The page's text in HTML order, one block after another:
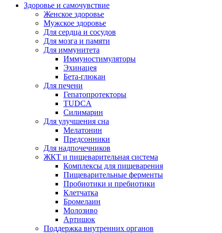
Здоровье и самочувствие
Женское здоровье
Мужское здоровье
Для сердца и сосудов
Для мозга и памяти
Для иммунитета
Иммуностимуляторы
Эхинацея
Бета-глюкан
Для печени
Гепатопротекторы
TUDCA
Силимарин
Для улучшения сна
Мелатонин
Предсонники
Для надпочечников
ЖКТ и пищеварительная система
Комплексы для пищеварения
Пищеварительные ферменты
Пробиотики и пребиотики
Клетчатка
Бромелаин
Молозиво
Артишок
Поддержка внутренних органов